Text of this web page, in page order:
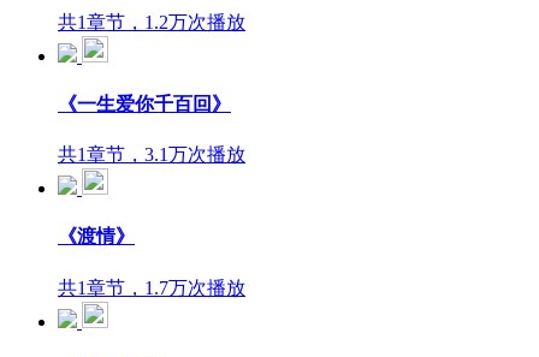
共1章节，1.2万次播放
《一生爱你千百回》
共1章节，3.1万次播放
《渡情》
共1章节，1.7万次播放